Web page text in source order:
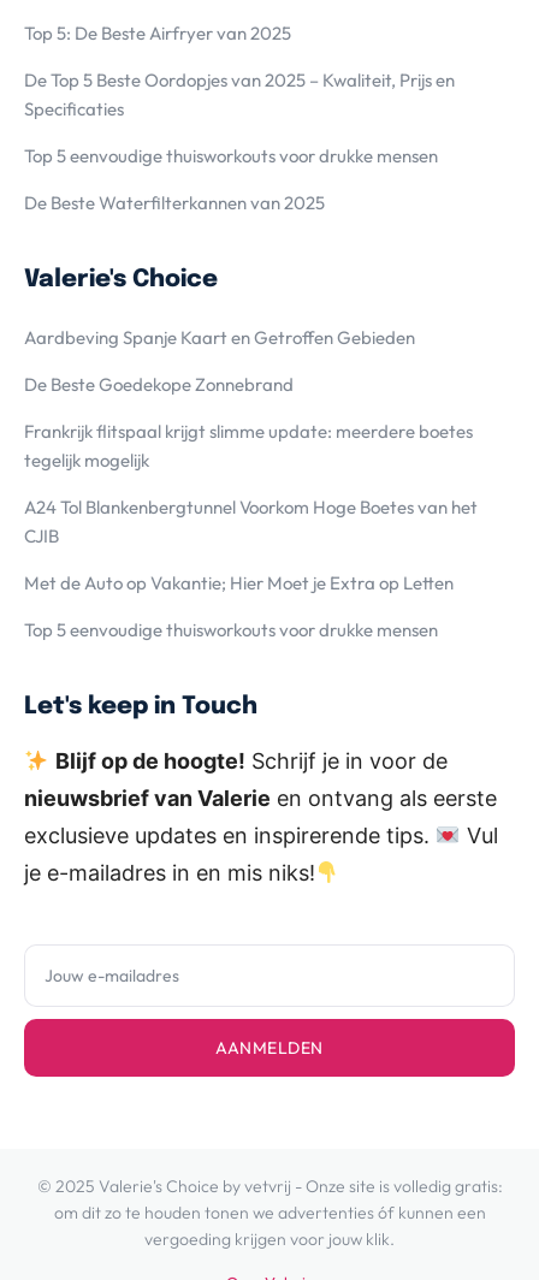
Top 5: De Beste Airfryer van 2025
De Top 5 Beste Oordopjes van 2025 – Kwaliteit, Prijs en
Specificaties
Top 5 eenvoudige thuisworkouts voor drukke mensen
De Beste Waterfilterkannen van 2025
Valerie's Choice
Aardbeving Spanje Kaart en Getroffen Gebieden
De Beste Goedekope Zonnebrand
Frankrijk flitspaal krijgt slimme update: meerdere boetes
tegelijk mogelijk
A24 Tol Blankenbergtunnel Voorkom Hoge Boetes van het
CJIB
Met de Auto op Vakantie; Hier Moet je Extra op Letten
Top 5 eenvoudige thuisworkouts voor drukke mensen
Let's keep in Touch
Blijf op de hoogte! Schrijf je in voor de
nieuwsbrief van Valerie en ontvang als eerste
exclusieve updates en inspirerende tips.
Vul
je e-mailadres in en mis niks!
AANMELDEN
© 2025 Valerie's Choice by vetvrij - Onze site is volledig gratis:
om dit zo te houden tonen we advertenties óf kunnen een
vergoeding krijgen voor jouw klik.